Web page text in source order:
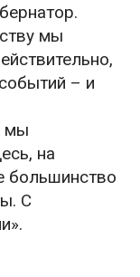
мы
– и
мы
на
большинство
С